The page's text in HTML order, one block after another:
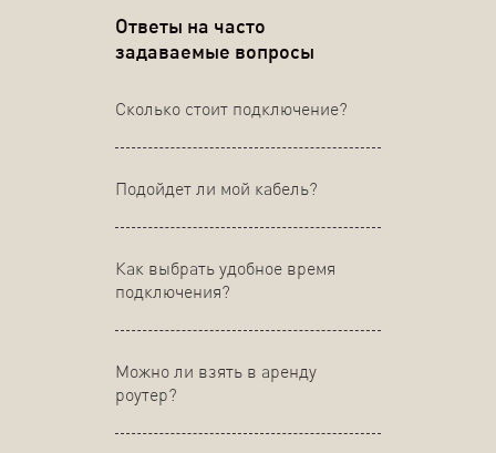
Ответы на часто
задаваемые вопросы
Сколько стоит подключение?
Подойдет ли мой кабель?
Как выбрать удобное время
подключения?
Можно ли взять в аренду
роутер?